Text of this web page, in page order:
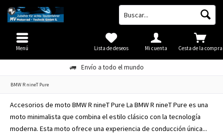
Envío a todo el mundo
Cesta de la compra
Lista de deseos Mi cuenta
Menú
BMW R nineT Pure
Accesorios de moto BMW R nineT Pure La BMW R nineT Pure es una
moto minimalista que combina el estilo clásico con la tecnología
moderna. Esta moto ofrece una experiencia de conducción única...